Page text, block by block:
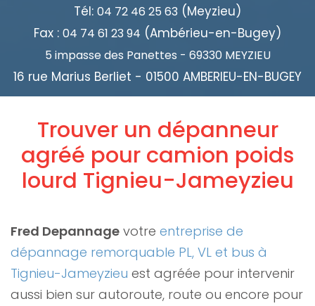
Tél: 04 72 46 25 63 (Meyzieu)
Fax : 04 74 61 23 94 (Ambérieu-en-Bugey)
5 impasse des Panettes - 69330 MEYZIEU
16 rue Marius Berliet - 01500 AMBERIEU-EN-BUGEY
Trouver un dépanneur
agréé pour camion poids
lourd Tignieu-Jameyzieu
Fred Depannage votre entreprise de
dépannage remorquable PL, VL et bus à
Tignieu-Jameyzieu est agréée pour intervenir
aussi bien sur autoroute, route ou encore pour